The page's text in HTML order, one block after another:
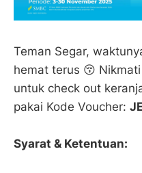
Teman Segar,
hemat terus 😚 Nikmati
untuk check out
pakai Kode Voucher:
Syarat & Ketentuan: